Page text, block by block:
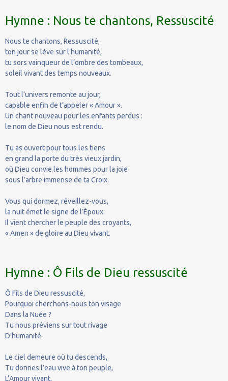
Hymne : Nous te chantons, Ressuscité
Nous te chantons, Ressuscité,
ton jour se lève sur l’humanité,
tu sors vainqueur de l’ombre des tombeaux,
soleil vivant des temps nouveaux.
Tout l’univers remonte au jour,
capable enfin de t’appeler « Amour ».
Un chant nouveau pour les enfants perdus :
le nom de Dieu nous est rendu.
Tu as ouvert pour tous les tiens
en grand la porte du très vieux jardin,
où Dieu convie les hommes pour la joie
sous l’arbre immense de ta Croix.
Vous qui dormez, réveillez-vous,
la nuit émet le signe de l’Époux.
Il vient chercher le peuple des croyants,
« Amen » de gloire au Dieu vivant.
Hymne : Ô Fils de Dieu ressuscité
Ô Fils de Dieu ressuscité,
Pourquoi cherchons-nous ton visage
Dans la Nuée ?
Tu nous préviens sur tout rivage
D’humanité.
Le ciel demeure où tu descends,
Tu donnes l’eau vive à ton peuple,
L’Amour vivant,